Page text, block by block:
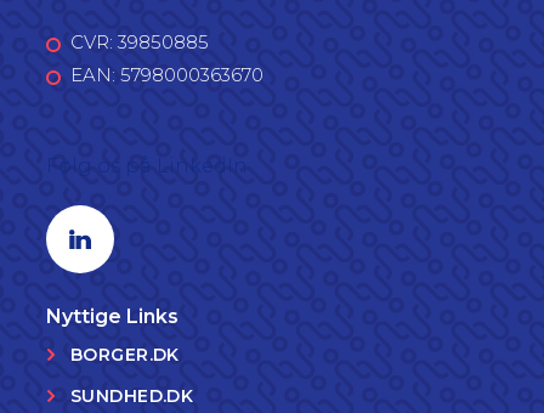
CVR: 39850885
EAN: 5798000363670
Linkedin profil
Nyttige Links
BORGER.DK
SUNDHED.DK